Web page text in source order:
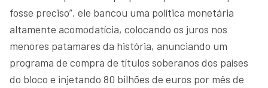
fosse preciso”, ele bancou uma política monetária
altamente acomodatícia, colocando os juros nos
menores patamares da história, anunciando um
programa de compra de títulos soberanos dos países
do bloco e injetando 80 bilhões de euros por mês de